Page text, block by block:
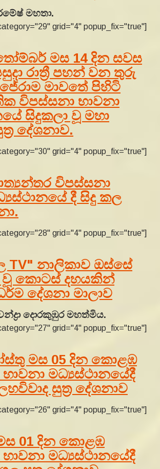
මහතා.
grid="4" popup_fix="true"]
මස 14 දින සවස
රාත්‍රී පහන් වන තුරු
මාවතේ පිහිටි
විපස්සනා භාවනා
සිදුකලා වූ මහා
දේශනාව.
grid="4" popup_fix="true"]
විපස්සනා
දී සිදු කල
grid="4" popup_fix="true"]
TV" නාලිකාව ඔස්සේ
වූ කොටස් දහයකින්
දේශනා මාලාව
දොරකුඹුර මහත්මිය.
grid="4" popup_fix="true"]
මස 05 දින කොළඹ
මධ්‍යස්ථානයේදී
සුත්‍ර දේශනාව
grid="4" popup_fix="true"]
01 දින කොළඹ
මධ්‍යස්ථානයේදී